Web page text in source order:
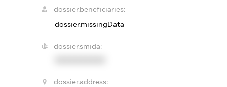
dossier.beneficiaries:
dossier.missingData
dossier.smida:
dossier.address: